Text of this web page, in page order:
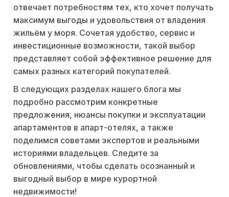
отвечает потребностям тех, кто хочет получать
максимум выгоды и удовольствия от владения
жильём у моря. Сочетая удобство, сервис и
инвестиционные возможности, такой выбор
представляет собой эффективное решение для
самых разных категорий покупателей.
В следующих разделах нашего блога мы
подробно рассмотрим конкретные
предложения, нюансы покупки и эксплуатации
апартаментов в апарт-отелях, а также
поделимся советами экспертов и реальными
историями владельцев. Следите за
обновлениями, чтобы сделать осознанный и
выгодный выбор в мире курортной
недвижимости!